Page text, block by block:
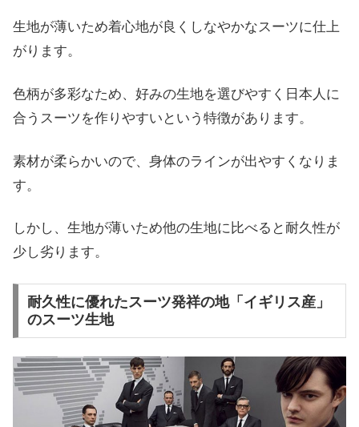
生地が薄いため着心地が良くしなやかなスーツに仕上
がります。
色柄が多彩なため、好みの生地を選びやすく日本人に
合うスーツを作りやすいという特徴があります。
素材が柔らかいので、身体のラインが出やすくなりま
す。
しかし、生地が薄いため他の生地に比べると耐久性が
少し劣ります。
耐久性に優れたスーツ発祥の地「イギリス産」
のスーツ生地